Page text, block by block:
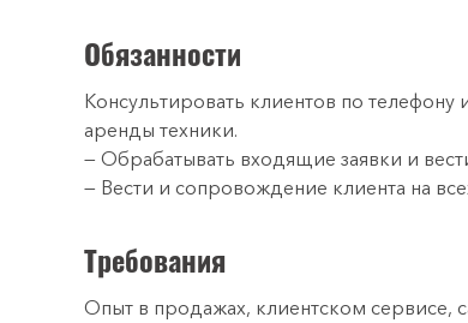
Обязанности
Консультировать клиентов по
аренды техники.
— Обрабатывать входящие заявки и
— Вести и сопровождение клиента на
Требования
Опыт в продажах, клиентском сервисе,